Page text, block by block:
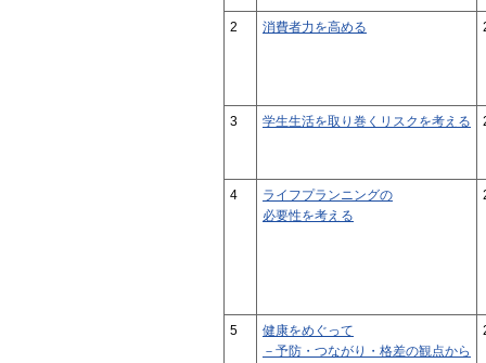
2 消費者力を高める
3 学生生活を取り巻くリスクを考える
4
ライフプランニングの
必要性を考える
5
健康をめぐって
－予防・つながり・格差の観点から